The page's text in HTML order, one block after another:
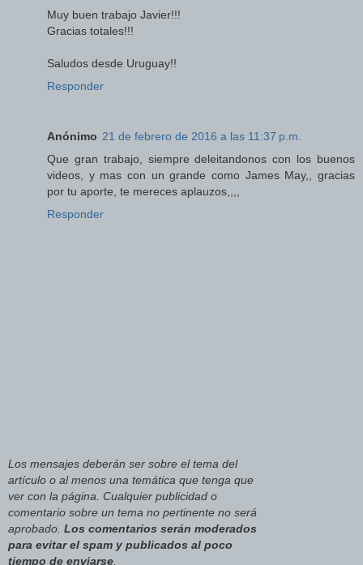
Muy buen trabajo Javier!!!
Gracias totales!!!
Saludos desde Uruguay!!
Responder
Anónimo 21 de febrero de 2016 a las 11:37 p.m.
Que gran trabajo, siempre deleitandonos con los buenos
videos, y mas con un grande como James May,, gracias
por tu aporte, te mereces aplauzos,,,,
Responder
Los mensajes deberán ser sobre el tema del
artículo o al menos una temática que tenga que
ver con la página. Cualquier publicidad o
comentario sobre un tema no pertinente no será
aprobado. Los comentarios serán moderados
para evitar el spam y publicados al poco
tiempo de enviarse